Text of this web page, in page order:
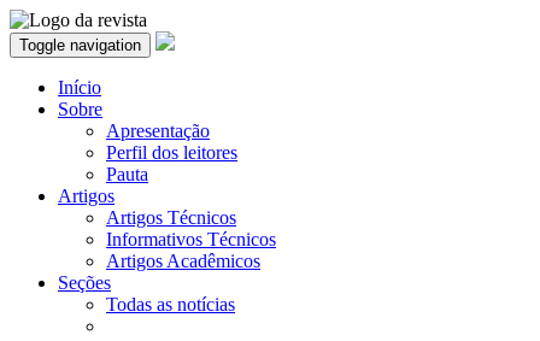
Toggle navigation
Início
Sobre
Apresentação
Perfil dos leitores
Pauta
Artigos
Artigos Técnicos
Informativos Técnicos
Artigos Acadêmicos
Seções
Todas as notícias